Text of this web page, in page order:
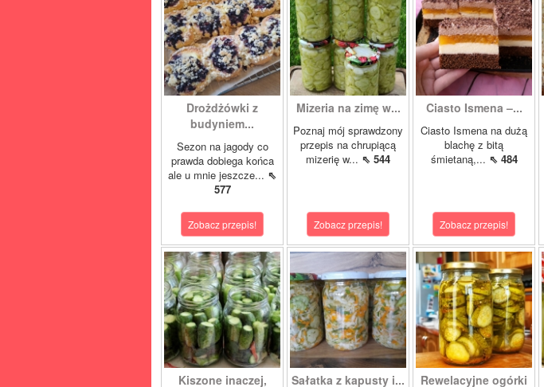
Drożdżówki z
budyniem...
Sezon na jagody co
prawda dobiega końca
ale u mnie jeszcze... ⇖
577
Zobacz przepis!
Mizeria na zimę w...
Poznaj mój sprawdzony
przepis na chrupiącą
mizerię w... ⇖ 544
Zobacz przepis!
Ciasto Ismena –...
Ciasto Ismena na dużą
blachę z bitą
śmietaną,... ⇖ 484
Zobacz przepis!
Kiszone inaczej, Sałatka z kapusty i... Rewelacyjne ogórki